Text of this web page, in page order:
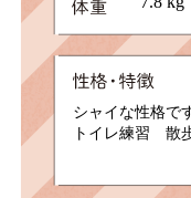
シャイな性格で
トイレ練習 散